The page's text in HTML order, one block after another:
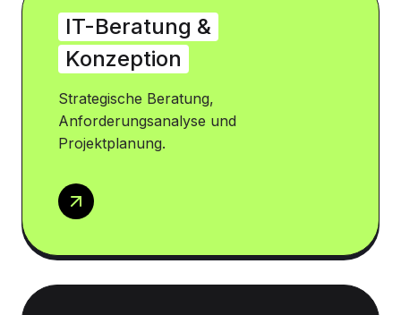
IT-Beratung &
Konzeption
Strategische Beratung,
Anforderungsanalyse und
Projektplanung.